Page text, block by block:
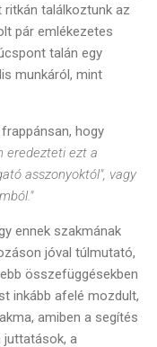
találkoztunk az
pár emlékezetes
talán egy
munkáról, mint
hogy
eredezteti ezt a
asszonyoktól", vagy
ennek szakmának
jóval túlmutató,
összefüggésekben
inkább afelé mozdult,
amiben a segítés
juttatások, a